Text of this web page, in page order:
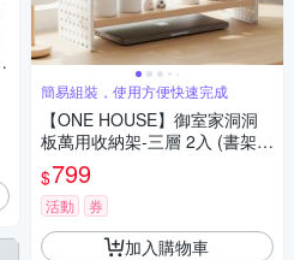
簡易組裝，使用方便快速完成
【ONE HOUSE】御室家洞洞
板萬用收納架-三層 2入 (書架/
廚房架/洞洞板收納/置物架/桌面
收納/層架/調味架)
$799
活動 券
加入購物車